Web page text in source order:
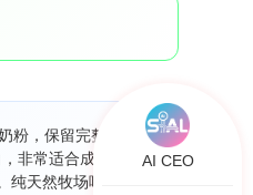
粉，保留完整鲜牛奶
非常适合成年人作
天然牧场喂养的奶
AI CEO